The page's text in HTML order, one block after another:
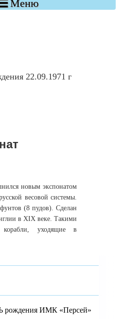
22.09.1971 г
Меню
новым экспонатом
весовой системы.
(8 пудов). Сделан
в XIX веке. Такими
корабли, уходящие в
рождения ИМК «Персей»